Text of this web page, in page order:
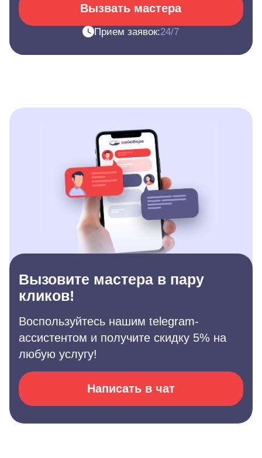
Вызвать мастера
Прием заявок:24/7
Вызовите мастера в пару
кликов!
Воспользуйтесь нашим telegram-
ассистентом и получите скидку 5% на
любую услугу!
Написать в чат